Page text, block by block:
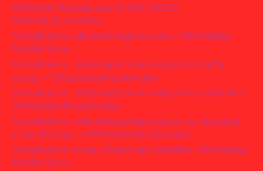
Villacher Krampuslauf 28.11.2025
Kärnten/Carinthia
SchaRaEm – die Kuh sagt mu mu – Offizielles
Musikvideo
SchaRaEm – All people have only one Earth
crazy – Offizielles Musikvideo
SchaRaEm – All people have only one Earth life –
Offizielles Musikvideo
SchaRaEm – Alle Menschen haben nur die eine
Erde (Party) – Offizielles Musikvideo
SchaRaEm -In der Stadt der Gefühle- Offizielles
Musikvideo